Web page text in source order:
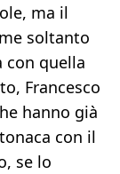
ma il
soltanto
con quella
Francesco
hanno già
con il
se lo